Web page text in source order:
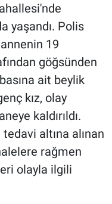
yaşandı. Polis
19
göğsünden
ait beylik
kız, olay
kaldırıldı.
altına alınan
rağmen
olayla ilgili